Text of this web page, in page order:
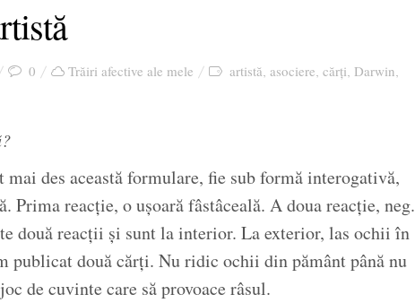
0 Trăiri afective ale mele artistă, asociere, cărți, Darwin,
des această formulare, fie sub formă interogativă,
Prima reacție, o ușoară fâstâceală. A doua reacție, neg.
două reacții și sunt la interior. La exterior, las ochii în
publicat două cărți. Nu ridic ochii din pământ până nu
de cuvinte care să provoace râsul.